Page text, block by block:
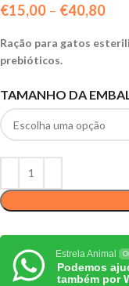
€15,00 – €40,80
Ração para gatos
prebióticos.
TAMANHO DA
Estrela Animal
Podemos
também por